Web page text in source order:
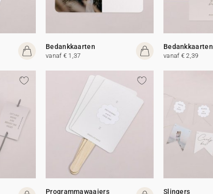
Bedankkaarten
vanaf € 1,37
Bedankkaarten
vanaf € 2,39
Programmawaaiers Slingers